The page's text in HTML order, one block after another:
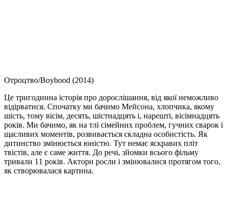
Отроцтво/Boyhood (2014)
Це тригодинна історія про дорослішання, від якої неможливо
відірватися. Спочатку ми бачимо Мейсона, хлопчика, якому
шість, тому вісім, десять, шістнадцять і, нарешті, вісімнадцять
років. Ми бачимо, як на тлі сімейних проблем, гучних сварок і
щасливих моментів, розвивається складна особистість. Як
дитинство змінюється юністю. Тут немає яскравих пліт
твістів, але є саме життя. До речі, зйомки всього фільму
тривали 11 років. Актори росли і змінювалися протягом того,
як створювалася картина.